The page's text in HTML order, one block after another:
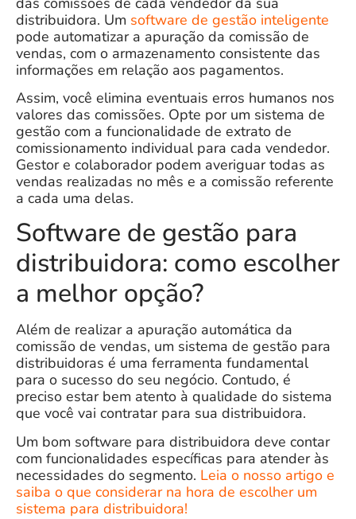
distribuidora. Um software de gestão inteligente
pode automatizar a apuração da comissão de
vendas, com o armazenamento consistente das
informações em relação aos pagamentos.
Assim, você elimina eventuais erros humanos nos
valores das comissões. Opte por um sistema de
gestão com a funcionalidade de extrato de
comissionamento individualpara cada vendedor.
Gestor e colaborador podem averiguar todas as
vendas realizadas no mês e a comissão referente
a cada uma delas.
Software de gestão para
distribuidora: como escolher
a melhor opção?
Além de realizar a apuração automática da
comissão de vendas, um sistema de gestão para
distribuidoras é uma ferramenta fundamental
para o sucesso do seu negócio. Contudo, é
preciso estar bem atento à qualidade do sistema
que você vai contratar para sua distribuidora.
Um bom software para distribuidora deve contar
com funcionalidades específicas para atender às
necessidades do segmento. Leia o nosso artigo e
saiba o que considerar na hora de escolher um
sistema para distribuidora!